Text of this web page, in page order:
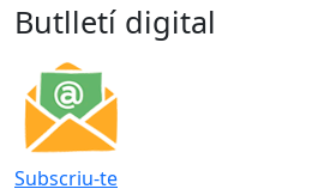
Butlletí digital
Subscriu-te